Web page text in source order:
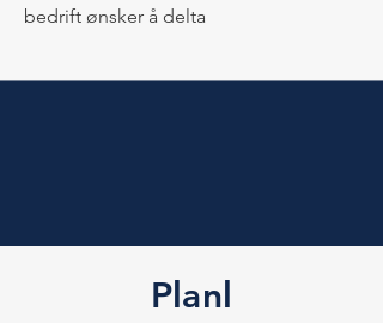
bedrift ønsker å delta
Planl